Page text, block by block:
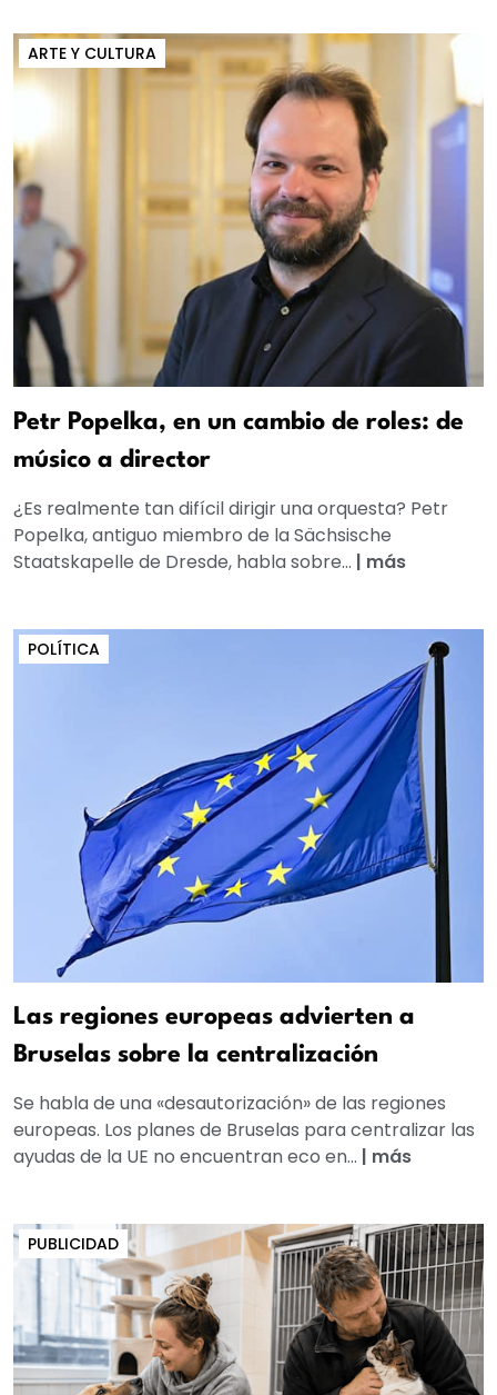
ARTE Y CULTURA
Petr Popelka, en un cambio de roles: de
músico a director
¿Es realmente tan difícil dirigir una orquesta? Petr
Popelka, antiguo miembro de la Sächsische
Staatskapelle de Dresde, habla sobre... | más
POLÍTICA
Las regiones europeas advierten a
Bruselas sobre la centralización
Se habla de una «desautorización» de las regiones
europeas. Los planes de Bruselas para centralizar las
ayudas de la UE no encuentran eco en... | más
PUBLICIDAD